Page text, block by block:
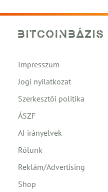
Impresszum
Jogi nyilatkozat
Szerkesztői politika
ÁSZF
AI irányelvek
Rólunk
Reklám/Advertising
Shop